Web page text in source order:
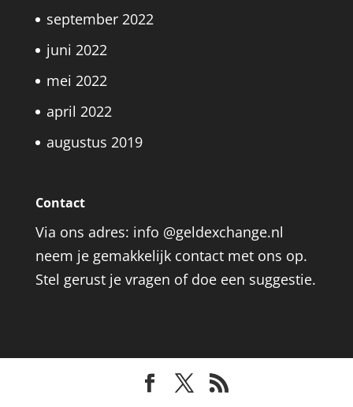
september 2022
juni 2022
mei 2022
april 2022
augustus 2019
Contact
Via ons adres: info @geldexchange.nl
neem je gemakkelijk contact met ons op.
Stel gerust je vragen of doe een suggestie.